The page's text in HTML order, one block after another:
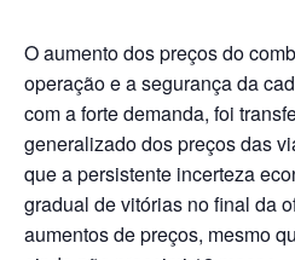
O aumento dos preços do
operação e a segurança da
com a forte demanda, foi
generalizado dos preços das
que a persistente incerteza
gradual de vitórias no final da
aumentos de preços, mesmo